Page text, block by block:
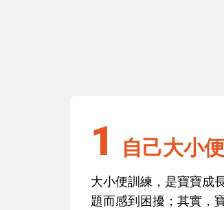
1 自己大小
大小便訓練，是寶寶成
題而感到困擾；其實，